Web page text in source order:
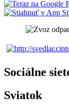
Sociálne
Sviatok